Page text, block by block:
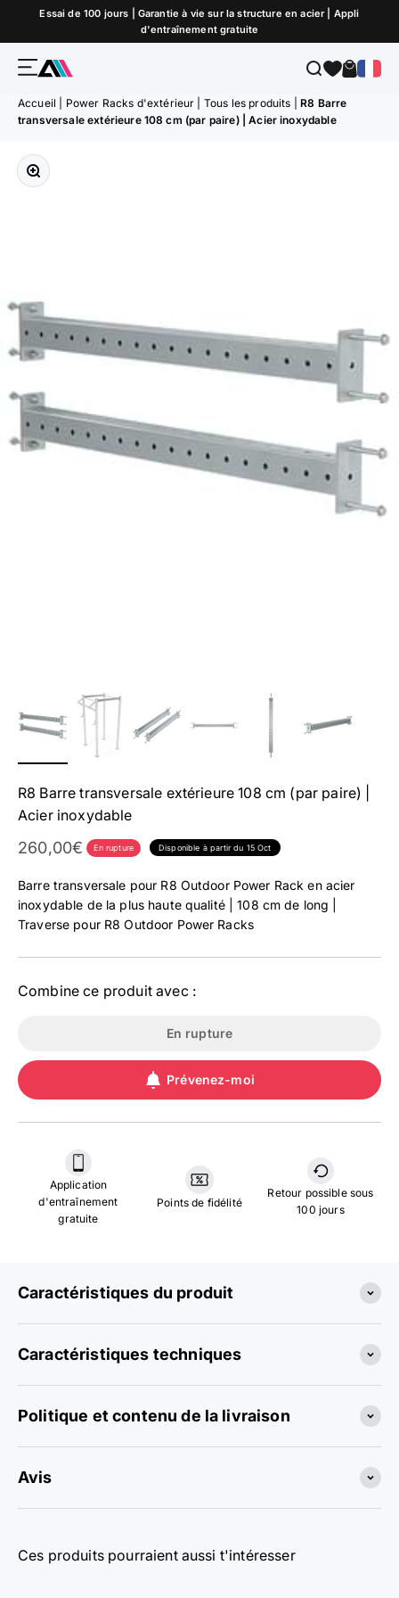
Passer au contenu
Essai de 100 jours | Garantie à vie sur la structure en acier | Appli
d'entraînement gratuite
MenuATLETICA Recherche
Panier
Accueil Power Racks d'extérieur Tous les produits
R8 Barre
transversale extérieure 108 cm (par paire) | Acier inoxydable
Zoomer sur l'image
R8 Barre transversale extérieure 108 cm (par paire) |
Acier inoxydable
Prix affiché
260,00€ En rupture Disponible à partir du 15 Oct
Barre transversale pour R8 Outdoor Power Rack en acier
inoxydable de la plus haute qualité | 108 cm de long |
Traverse pour R8 Outdoor Power Racks
Combine ce produit avec :
En rupture
Prévenez-moi
Application
d'entraînement
gratuite
Points de fidélité
Retour possible sous
100 jours
Caractéristiques du produit
Caractéristiques techniques
Politique et contenu de la livraison
Avis
Ces produits pourraient aussi t'intéresser